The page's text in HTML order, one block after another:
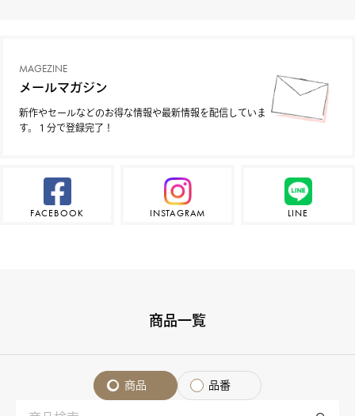
MAGEZINE
メールマガジン
新作やセールなどのお得な情報や最新情報を配信していま
す。１分で登録完了！
FACEBOOK INSTAGRAM LINE
商品一覧
商品 品番